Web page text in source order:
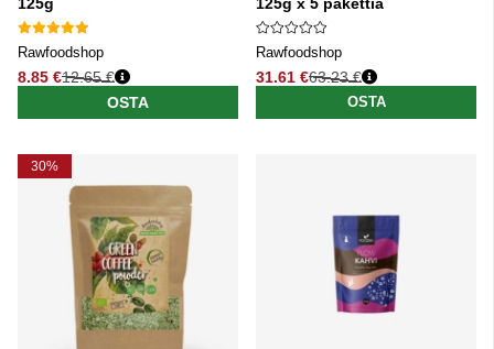
125g
Rawfoodshop
8.85 €
Normaali hinta
12.65 €
OSTA
125g x 5 pakettia
Rawfoodshop
31.61 €
Normaali hinta
63.23 €
OSTA
30%